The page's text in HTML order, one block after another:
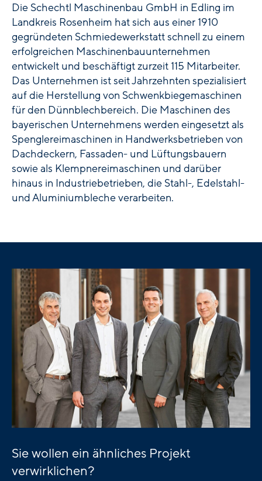
Die Schechtl Maschinenbau GmbH in Edling im
Landkreis Rosenheim hat sich aus einer 1910
gegründeten Schmiedewerkstatt schnell zu einem
erfolgreichen Maschinenbauunternehmen
entwickelt und beschäftigt zurzeit 115 Mitarbeiter.
Das Unternehmen ist seit Jahrzehnten spezialisiert
auf die Herstellung von Schwenkbiegemaschinen
für den Dünnblechbereich. Die Maschinen des
bayerischen Unternehmens werden eingesetzt als
Spenglereimaschinen in Handwerksbetrieben von
Dachdeckern, Fassaden- und Lüftungsbauern
sowie als Klempnereimaschinen und darüber
hinaus in Industriebetrieben, die Stahl-, Edelstahl-
und Aluminiumbleche verarbeiten.
Sie wollen ein ähnliches Projekt
verwirklichen?